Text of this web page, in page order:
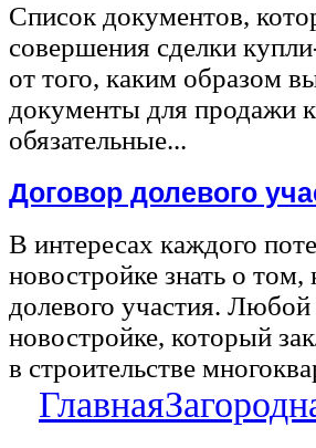
Список документов,
совершения сделки
от того, каким образом
документы для продажи
обязательные...
Договор долевого
В интересах каждого
новостройке знать о
долевого участия.
новостройке, который
в строительстве
Главная